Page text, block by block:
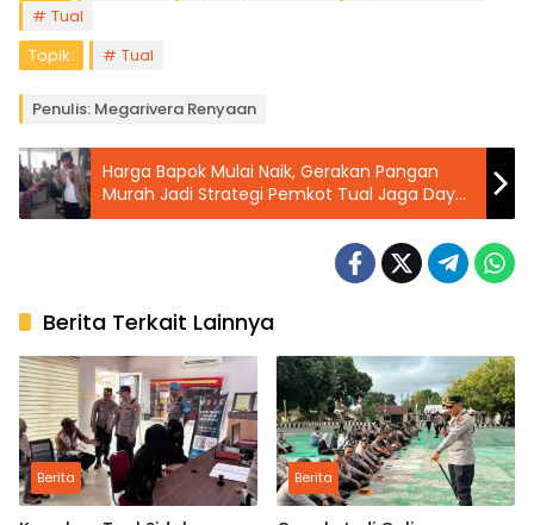
Tual
Topik:
Tual
Penulis: Megarivera Renyaan
Harga Bapok Mulai Naik, Gerakan Pangan
Murah Jadi Strategi Pemkot Tual Jaga Daya
Beli Warga
Berita Terkait Lainnya
Berita Berita